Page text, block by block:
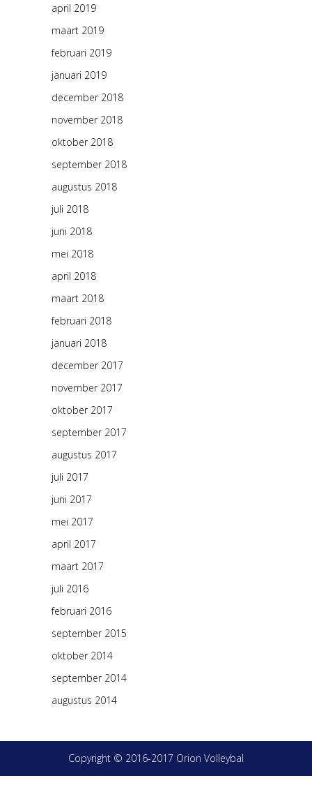
april 2019
maart 2019
februari 2019
januari 2019
december 2018
november 2018
oktober 2018
september 2018
augustus 2018
juli 2018
juni 2018
mei 2018
april 2018
maart 2018
februari 2018
januari 2018
december 2017
november 2017
oktober 2017
september 2017
augustus 2017
juli 2017
juni 2017
mei 2017
april 2017
maart 2017
juli 2016
februari 2016
september 2015
oktober 2014
september 2014
augustus 2014
Copyright © 2016-2017 Orion Volleybal